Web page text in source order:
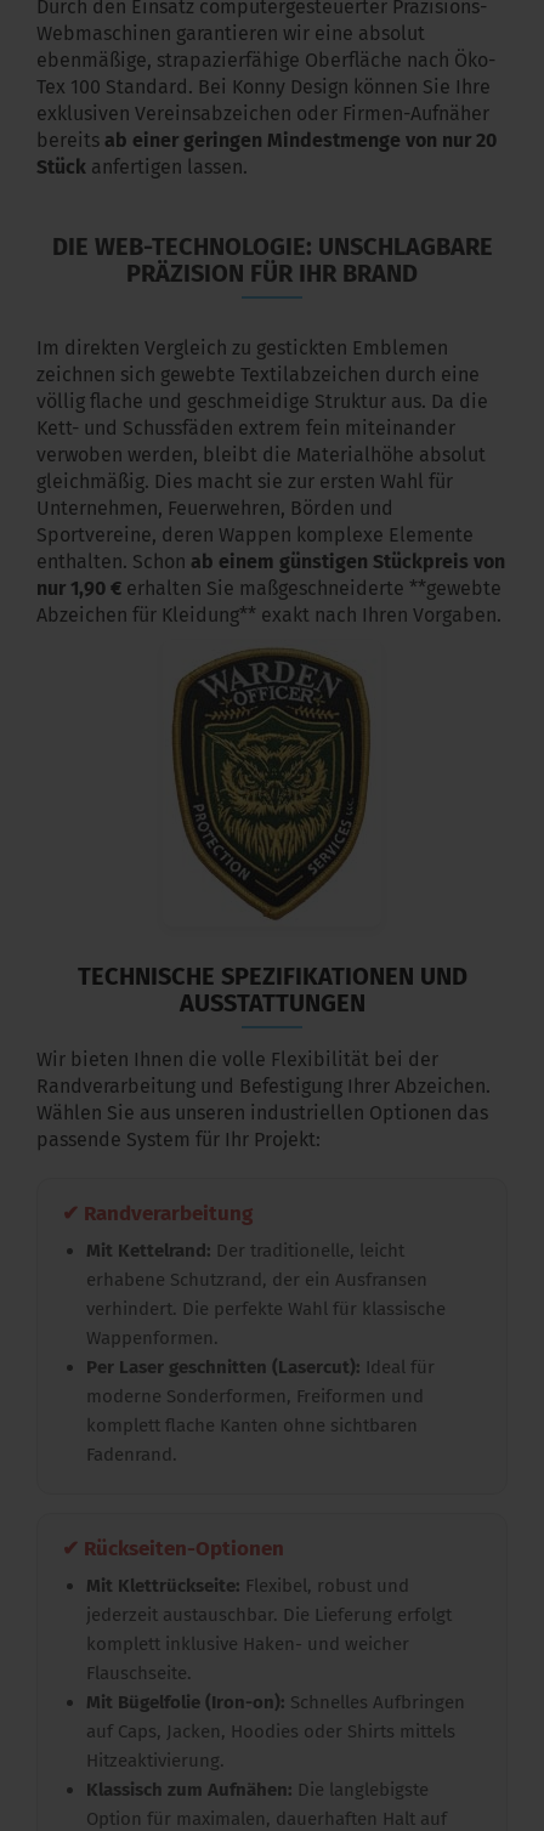
Durch den Einsatz computergesteuerter Präzisions-
Webmaschinen garantieren wir eine absolut
ebenmäßige, strapazierfähige Oberfläche nach Öko-
Tex 100 Standard. Bei Konny Design können Sie Ihre
exklusiven Vereinsabzeichen oder Firmen-Aufnäher
bereits ab einer geringen Mindestmenge von nur 20
Stück anfertigen lassen.
DIE WEB-TECHNOLOGIE: UNSCHLAGBARE
PRÄZISION FÜR IHR BRAND
Im direkten Vergleich zu gestickten Emblemen
zeichnen sich gewebte Textilabzeichen durch eine
völlig flache und geschmeidige Struktur aus. Da die
Kett- und Schussfäden extrem fein miteinander
verwoben werden, bleibt die Materialhöhe absolut
gleichmäßig. Dies macht sie zur ersten Wahl für
Unternehmen, Feuerwehren, Börden und
Sportvereine, deren Wappen komplexe Elemente
enthalten. Schon ab einem günstigen Stückpreis von
nur 1,90 € erhalten Sie maßgeschneiderte **gewebte
Abzeichen für Kleidung** exakt nach Ihren Vorgaben.
TECHNISCHE SPEZIFIKATIONEN UND
AUSSTATTUNGEN
Wir bieten Ihnen die volle Flexibilität bei der
Randverarbeitung und Befestigung Ihrer Abzeichen.
Wählen Sie aus unseren industriellen Optionen das
passende System für Ihr Projekt:
✔ Randverarbeitung
Mit Kettelrand: Der traditionelle, leicht
erhabene Schutzrand, der ein Ausfransen
verhindert. Die perfekte Wahl für klassische
Wappenformen.
Per Laser geschnitten (Lasercut): Ideal für
moderne Sonderformen, Freiformen und
komplett flache Kanten ohne sichtbaren
Fadenrand.
✔ Rückseiten-Optionen
Mit Klettrückseite: Flexibel, robust und
jederzeit austauschbar. Die Lieferung erfolgt
komplett inklusive Haken- und weicher
Flauschseite.
Mit Bügelfolie (Iron-on): Schnelles Aufbringen
auf Caps, Jacken, Hoodies oder Shirts mittels
Hitzeaktivierung.
Klassisch zum Aufnähen: Die langlebigste
Option für maximalen, dauerhaften Halt auf